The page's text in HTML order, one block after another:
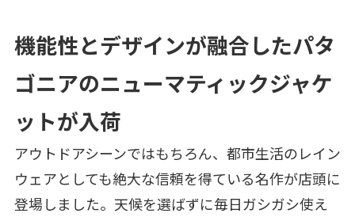
機能性とデザインが融合したパタ
ゴニアのニューマティックジャケ
ットが入荷
アウトドアシーンではもちろん、都市生活のレイン
ウェアとしても絶大な信頼を得ている名作が店頭に
登場しました。天候を選ばずに毎日ガシガシ使え